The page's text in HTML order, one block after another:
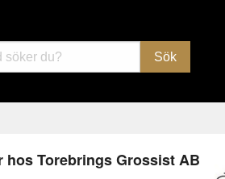
Sök
Torebrings Grossist AB